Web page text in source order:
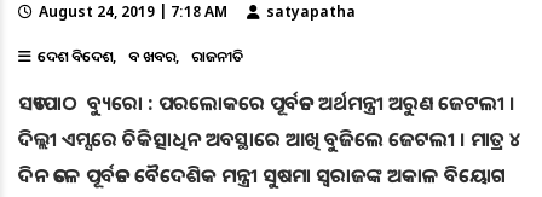
August 24, 2019 | 7:18 AM satyapatha
ଦେଶ ବିଦେଶ ବଡ ଖବର ରାଜନୀତି
ସତ୍ୟପାଠ ବ୍ୟୁରୋ : ପରଲୋକରେ ପୂର୍ବତନ ଅର୍ଥମନ୍ତ୍ରୀ ଅରୁଣ ଜେଟଲୀ ।
ଦିଲ୍ଲୀ ଏମ୍ସରେ ଚିକିତ୍ସାଧିନ ଅବସ୍ଥାରେ ଆଖି ବୁଜିଲେ ଜେଟଲୀ । ମାତ୍ର ୪
ଦିନ ତଳେ ପୂର୍ବତନ ବୈଦେଶିକ ମନ୍ତ୍ରୀ ସୁଷମା ସ୍ୱରାଜଙ୍କ ଅକାଳ ବିୟୋଗ